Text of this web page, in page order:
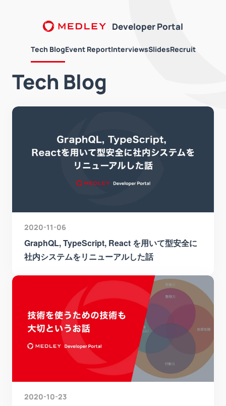
Developer Portal
Tech BlogEvent ReportInterviewsSlidesRecruit
Tech Blog
2020-11-06
GraphQL, TypeScript, React を用いて型安全に
社内システムをリニューアルした話
2020-10-23